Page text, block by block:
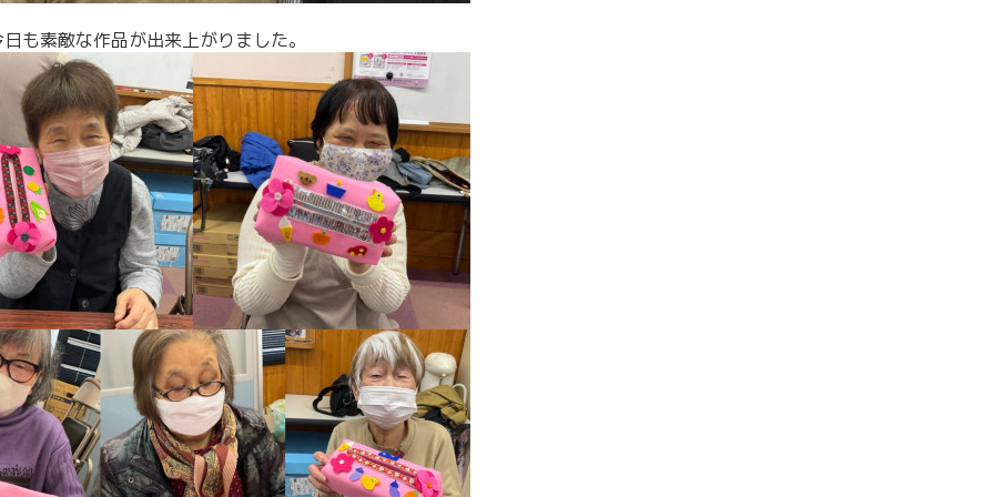
も素敵な作品が出来上がりました。